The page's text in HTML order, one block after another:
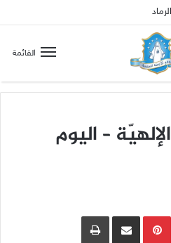
الغضب الإلهي
القائمة
– اليوم
Pinterestمشاركة عبر البريد طباعة